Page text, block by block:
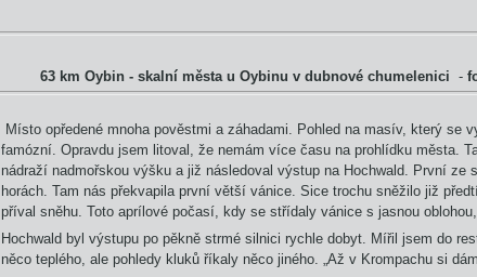
63 km Oybin - skalní města u Oybinu v dubnové chumelenici -
Místo opředené mnoha pověstmi a záhadami. Pohled na masív, který se
famózní. Opravdu jsem litoval, že nemám více času na prohlídku města.
nádraží nadmořskou výšku a již následoval výstup na Hochwald. První ze
horách. Tam nás překvapila první větší vánice. Sice trochu sněžilo již
příval sněhu. Toto aprílové počasí, kdy se střídaly vánice s jasnou
Hochwald byl výstupu po pěkně strmé silnici rychle dobyt. Mířil jsem do
něco teplého, ale pohledy kluků říkaly něco jiného. „Až v Krompachu si